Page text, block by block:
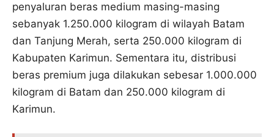
penyaluran beras medium masing-masing
sebanyak 1.250.000 kilogram di wilayah Batam
dan Tanjung Merah, serta 250.000 kilogram di
Kabupaten Karimun. Sementara itu, distribusi
beras premium juga dilakukan sebesar 1.000.000
kilogram di Batam dan 250.000 kilogram di
Karimun.